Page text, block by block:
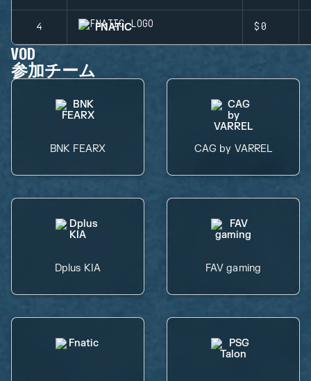
4 FNATIC $0
VOD
参加チーム
BNK FEARX CAG by VARREL
Dplus KIA FAV gaming